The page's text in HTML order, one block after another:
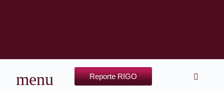
Reporte RIGO